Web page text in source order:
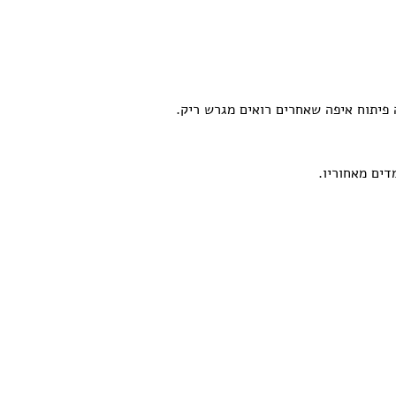
איפה שאחרים רואים מגרש ריק.
מאחוריו.